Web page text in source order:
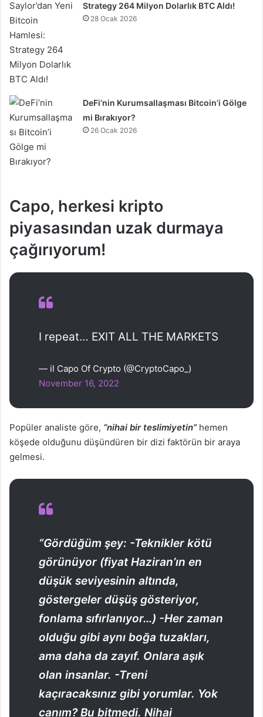
Strategy 264 Milyon Dolarlık BTC Aldı!
28 Ocak 2026
DeFi’nin Kurumsallaşması Bitcoin’i Gölge
mi Bırakıyor?
26 Ocak 2026
Capo, herkesi kripto
piyasasından uzak durmaya
çağırıyorum!
I repeat… EXIT ALL THE MARKETS
— il Capo Of Crypto (@CryptoCapo_)
November 16, 2022
Popüler analiste göre, “nihai bir teslimiyetin”hemen
köşede olduğunu düşündüren bir dizi faktörün bir araya
gelmesi.
“Gördüğüm şey: -Teknikler kötü
görünüyor (fiyat Haziran’ın en
düşük seviyesinin altında,
göstergeler düşüş gösteriyor,
fonlama sıfırlanıyor…) -Her zaman
olduğu gibi aynı boğa tuzakları,
ama daha da zayıf. Onlara aşık
olan insanlar. -Treni
kaçıracaksınız gibi yorumlar. Yok
canım? Bu bitmedi. Nihai